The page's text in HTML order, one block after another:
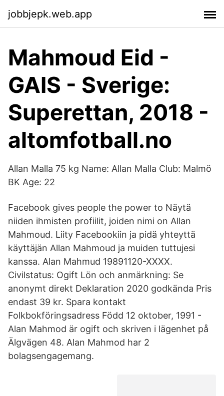
jobbjepk.web.app
Mahmoud Eid -
GAIS - Sverige:
Superettan, 2018 -
altomfotball.no
Allan Malla 75 kg Name: Allan Malla Club: Malmö
BK Age: 22
Facebook gives people the power to Näytä
niiden ihmisten profiilit, joiden nimi on Allan
Mahmoud. Liity Facebookiin ja pidä yhteyttä
käyttäjän Allan Mahmoud ja muiden tuttujesi
kanssa. Alan Mahmud 19891120-XXXX.
Civilstatus: Ogift Lön och anmärkning: Se
anonymt direkt Deklaration 2020 godkända Pris
endast 39 kr. Spara kontakt
Folkbokföringsadress Född 12 oktober, 1991 -
Alan Mahmod är ogift och skriven i lägenhet på
Älgvägen 48. Alan Mahmod har 2
bolagsengagemang.